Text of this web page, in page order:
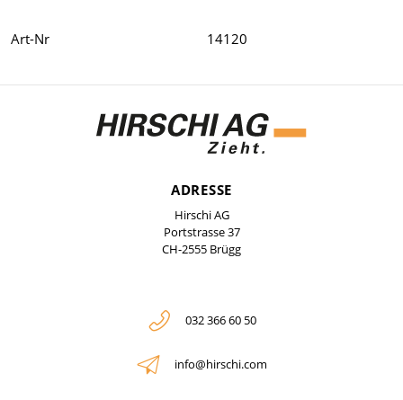
Art-Nr 14120
ADRESSE
Hirschi AG
Portstrasse 37
CH-2555 Brügg
032 366 60 50
info@hirschi.com